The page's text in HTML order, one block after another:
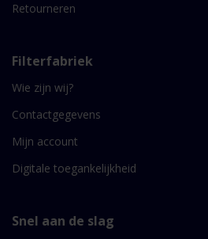
Retourneren
Filterfabriek
Wie zijn wij?
Contactgegevens
Mijn account
Digitale toegankelijkheid
Snel aan de slag